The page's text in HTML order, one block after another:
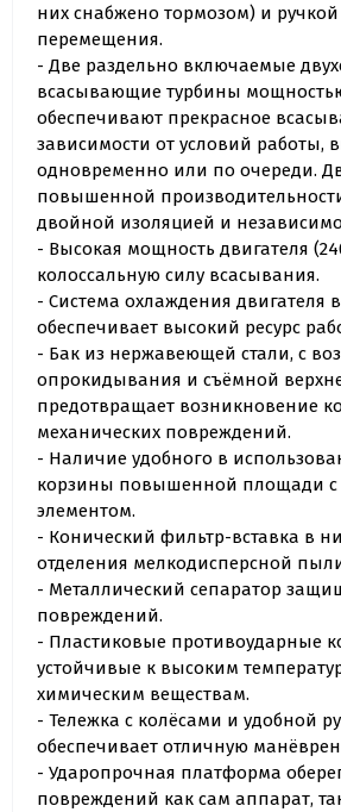
них снабжено тормозом) и ручкой
перемещения.
- Две раздельно включаемые
всасывающие турбины
обеспечивают прекрасное
зависимости от условий работы,
одновременно или по очереди.
повышенной
двойной изоляцией и
- Высокая мощность двигателя
колоссальную силу всасывания.
- Система охлаждения двигателя
обеспечивает высокий ресурс
- Бак из нержавеющей стали, с
опрокидывания и съёмной
предотвращает возникновение
механических повреждений.
- Наличие удобного в
корзины повышенной площади с
элементом.
- Конический фильтр-вставка в
отделения мелкодисперсной
- Металлический сепаратор
повреждений.
- Пластиковые противоударные
устойчивые к высоким
химическим веществам.
- Тележка с колёсами и удобной
обеспечивает отличную
- Ударопрочная платформа
повреждений как сам аппарат,